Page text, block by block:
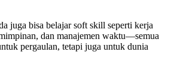
juga bisa belajar soft skill seperti kerja
dan manajemen waktu—semua
pergaulan, tetapi juga untuk dunia